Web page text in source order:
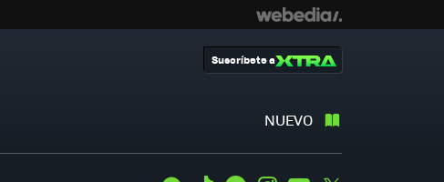
NUEVO
Suscríbete a